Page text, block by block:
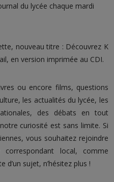
du lycée chaque mardi
nouveau titre : Découvrez K
en version imprimée au CDI.
ou encore films, questions
les actualités du lycée, les
des débats en tout
curiosité est sans limite. Si
vous souhaitez rejoindre
correspondant local, comme
d’un sujet, n’hésitez plus !